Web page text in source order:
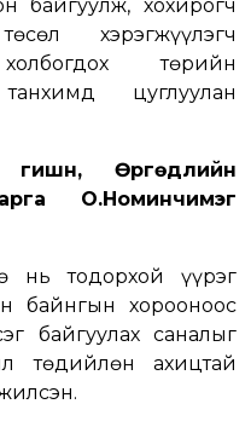
байгуулж, хохирогч
хэрэгжүүлэгч
төрийн
цуглуулан
Өргөдлийн
О.Номинчимэг
нь тодорхой үүрэг
байнгын хорооноос
байгуулах саналыг
төдийлөн ахицтай